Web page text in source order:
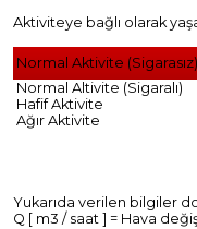
Aktiviteye bağlı olarak
Normal Aktivite (Sigarasız)
Normal Altivite (Sigaralı)
Hafif Aktivite
Ağır Aktivite
Yukarıda verilen bilgiler
Q [ m3 / saat ] = Hava